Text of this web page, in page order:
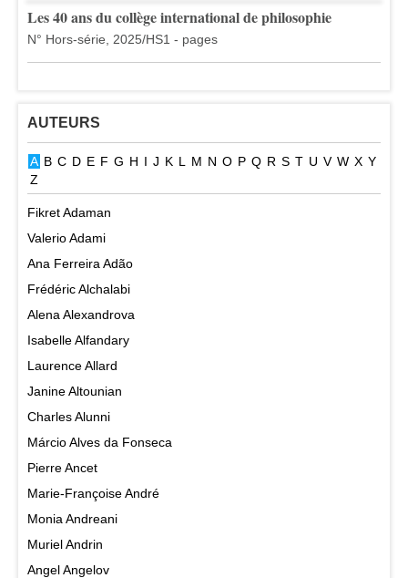
Les 40 ans du collège international de philosophie
N° Hors-série, 2025/HS1 - pages
AUTEURS
A B C D E F G H I J K L M N O P Q R S T U V W X Y
Z
Fikret Adaman
Valerio Adami
Ana Ferreira Adão
Frédéric Alchalabi
Alena Alexandrova
Isabelle Alfandary
Laurence Allard
Janine Altounian
Charles Alunni
Márcio Alves da Fonseca
Pierre Ancet
Marie-Françoise André
Monia Andreani
Muriel Andrin
Angel Angelov